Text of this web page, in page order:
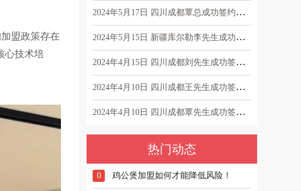
盟政策存在
心技术培
2024年5月17日 四川成都覃总成功签约辣不哆鸡公煲
2024年5月15日 新疆库尔勒李先生成功签约辣不哆鸡公煲
2024年4月15日 四川成都刘先生成功签约辣不哆鸡公煲
2024年4月10日 四川成都王先生成功签约辣不哆鸡公煲！
2024年4月10日 四川成都覃先生成功签约辣不哆鸡公煲
热门动态
0 鸡公煲加盟如何才能降低风险！